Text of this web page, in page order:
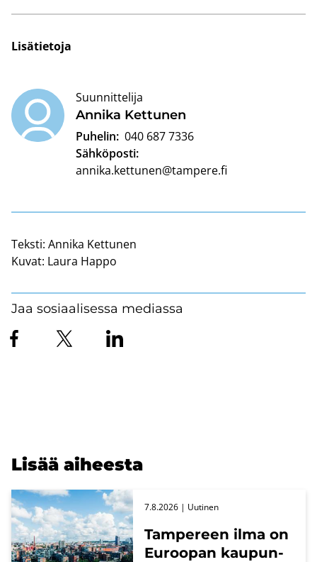
Li­sä­tie­to­ja
An­ni­ka Ket­tu­nen
Suunnittelija
Puhelin: 040 687 7336
Sähköposti:
annika.kettunen@tampere.fi
Teksti: Annika Kettunen
Kuvat: Laura Happo
Jaa sosiaalisessa mediassa
Lisää ai­hees­ta
Tam­pe­reen ilma on
Eu­roo­pan kau­pun­
7.8.2026 | Uu­ti­nen